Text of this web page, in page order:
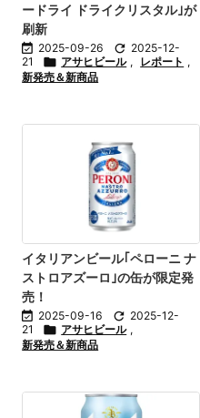
ードライ ドライクリスタル｣が
刷新
 2025-09-26  2025-12-
21
 アサヒビール , レポート ,
新発売＆新商品
イタリアンビール｢ペローニ ナ
ストロアズーロ｣の缶が限定発
売！
 2025-09-16  2025-12-
21
 アサヒビール ,
新発売＆新商品